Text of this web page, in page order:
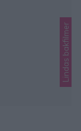
Lindas bakfilmer